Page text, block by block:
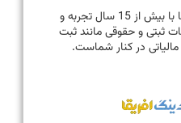
هلدینگ ثبتی و حقوقی آفریقا با بیش از 15 سال تجربه و
ثبتی و حقوقی مانند ثبت
در کنار شماست.